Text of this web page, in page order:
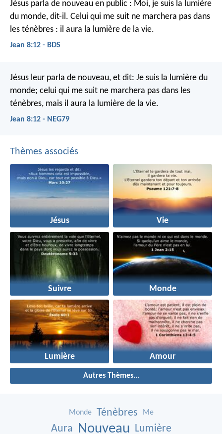
Jésus parla de nouveau en public : Moi, je suis la lumière
du monde, dit-il. Celui qui me suit ne marchera pas dans
les ténèbres : il aura la lumière de la vie.
Jean 8:12 - BDS
Jésus leur parla de nouveau, et dit: Je suis la lumière du
monde; celui qui me suit ne marchera pas dans les
ténèbres, mais il aura la lumière de la vie.
Jean 8:12 - NEG79
Thèmes associés
Jésus Vie
Suivre Monde
Lumière Amour
Autres Thèmes...
Monde Ténèbres Me
Aura Nouveau Lumière